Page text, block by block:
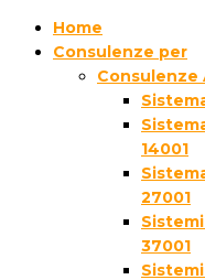
Home
Consulenze per
Consulenze
14001
27001
37001